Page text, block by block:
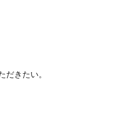
だきたい。